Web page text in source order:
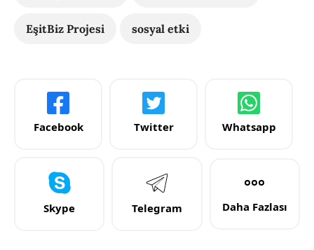
EşitBiz Projesi sosyal etki
Facebook Twitter Whatsapp
Skype Telegram Daha Fazlası